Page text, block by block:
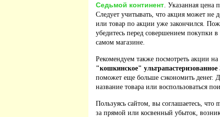
Седьмой континент. Указанная цена
Следует учитывать, что акция может не
или товар по акции уже закончился.
убедитесь перед совершением покупки
самом магазине.
Рекомендуем также посмотреть акции
"кошкинское" ультрапастеризованное
поможет еще больше сэкономить денег.
название товара или воспользоваться
Пользуясь сайтом, вы соглашаетесь, что
за прямой или косвенный убыток,